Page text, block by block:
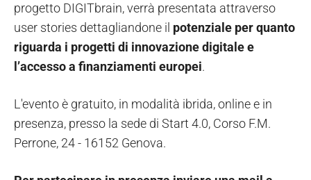
progetto DIGITbrain, verrà presentata attraverso
user stories dettagliandone il potenziale per quanto
riguarda i progetti di innovazione digitale e
l’accesso a finanziamenti europei.
L'evento è gratuito, in modalità ibrida, online e in
presenza, presso la sede di Start 4.0, Corso F.M.
Perrone, 24 - 16152 Genova.